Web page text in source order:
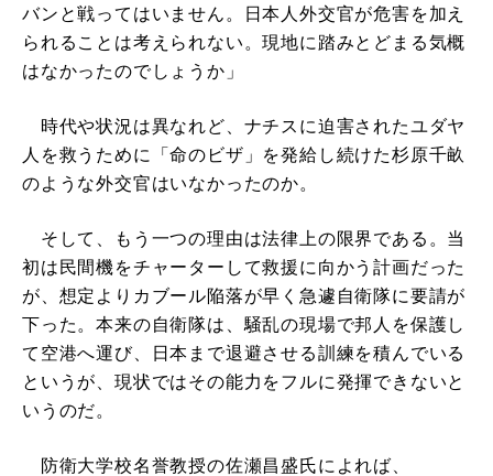
バンと戦ってはいません。日本人外交官が危害を加え
られることは考えられない。現地に踏みとどまる気概
はなかったのでしょうか」
時代や状況は異なれど、ナチスに迫害されたユダヤ
人を救うために「命のビザ」を発給し続けた杉原千畝
のような外交官はいなかったのか。
そして、もう一つの理由は法律上の限界である。当
初は民間機をチャーターして救援に向かう計画だった
が、想定よりカブール陥落が早く急遽自衛隊に要請が
下った。本来の自衛隊は、騒乱の現場で邦人を保護し
て空港へ運び、日本まで退避させる訓練を積んでいる
というが、現状ではその能力をフルに発揮できないと
いうのだ。
防衛大学校名誉教授の佐瀬昌盛氏によれば、